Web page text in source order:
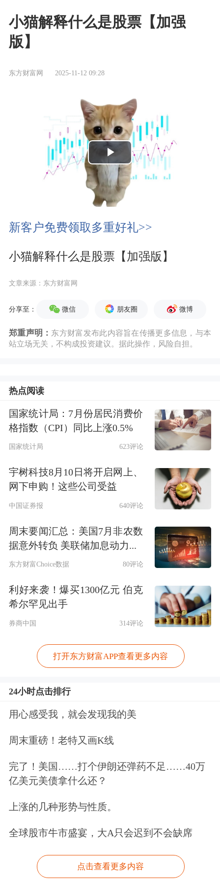
小猫解释什么是股票【加强
版】
东方财富网 2025-11-12 09:28
播
放
视
频
新客户免费领取多重好礼>>
小猫解释什么是股票【加强版】
文章来源：东方财富网
分享至： 微信 朋友圈 微博
郑重声明： 东方财富发布此内容旨在传播更多信息，与本
站立场无关，不构成投资建议。据此操作，风险自担。
热点阅读
国家统计局：7月份居民消费价
格指数（CPI）同比上涨0.5%
国家统计局 623评论
宇树科技8月10日将开启网上、
网下申购！这些公司受益
中国证券报 640评论
周末要闻汇总：美国7月非农数
据意外转负 美联储加息动力...
东方财富Choice数据 80评论
利好来袭！爆买1300亿元 伯克
希尔罕见出手
券商中国 314评论
打开东方财富APP查看更多内容
24小时点击排行
用心感受我，就会发现我的美
周末重磅！老特又画K线
完了！美国……打个伊朗还弹药不足……40万
亿美元美债拿什么还？
上涨的几种形势与性质。
全球股市牛市盛宴，大A只会迟到不会缺席
点击查看更多内容